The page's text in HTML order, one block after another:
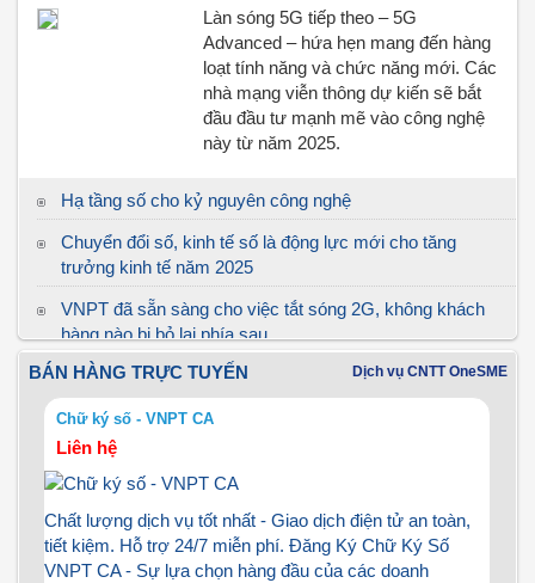
Làn sóng 5G tiếp theo – 5G
Advanced – hứa hẹn mang đến hàng
loạt tính năng và chức năng mới. Các
nhà mạng viễn thông dự kiến sẽ bắt
đầu đầu tư mạnh mẽ vào công nghệ
này từ năm 2025.
Hạ tầng số cho kỷ nguyên công nghệ
Chuyển đổi số, kinh tế số là động lực mới cho tăng
trưởng kinh tế năm 2025
VNPT đã sẵn sàng cho việc tắt sóng 2G, không khách
hàng nào bị bỏ lại phía sau
VNPT IoT Platform - Nền tảng cho sáng tạo sản phẩm
công nghệ số VN trên hạ tầng mạng 5G
Những dấu ấn phát triển của VNPT Money trong năm
Đưa cáp quang, điện đến 266 thôn, bản trong năm 2023
BÁN HÀNG TRỰC TUYẾN Dịch vụ CNTT OneSME
Chữ ký số - VNPT CA
Liên hệ
Chất lượng dịch vụ tốt nhất - Giao dịch điện tử an toàn,
tiết kiệm. Hỗ trợ 24/7 miễn phí. Đăng Ký Chữ Ký Số
VNPT CA - Sự lựa chọn hàng đầu của các doanh